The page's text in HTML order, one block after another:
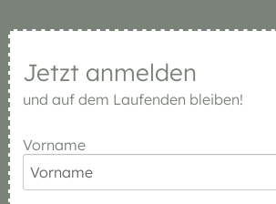
Jetzt anmelden
und auf dem Laufenden bleiben!
Vorname